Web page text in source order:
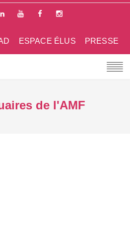
PRESSE
ESPACE ÉLUS
de l'AMF